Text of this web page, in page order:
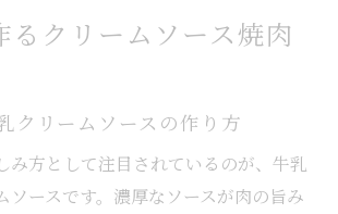
るクリームソース焼肉
クリームソースの作り方
み方として注目されているのが、牛乳
ソースです。濃厚なソースが肉の旨み